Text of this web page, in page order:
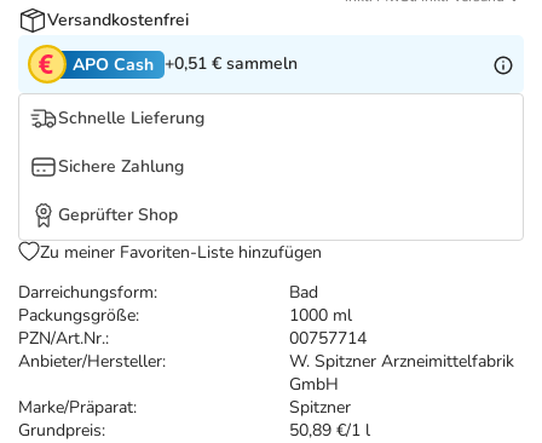
Tierapotheke
Marken
Salus Deals
Darreichungsform:
Bad
Packungsgröße:
1000 ml
PZN/Art.Nr.:
00757714
Anbieter/Hersteller:
W. Spitzner Arzneimittelfabrik
GmbH
Marke/Präparat:
Spitzner
Grundpreis:
50,89 €/1 l
Versandkostenfrei
APO Cash +0,51 € sammeln
Schnelle Lieferung
Sichere Zahlung
Geprüfter Shop
Zu meiner Favoriten-Liste hinzufügen